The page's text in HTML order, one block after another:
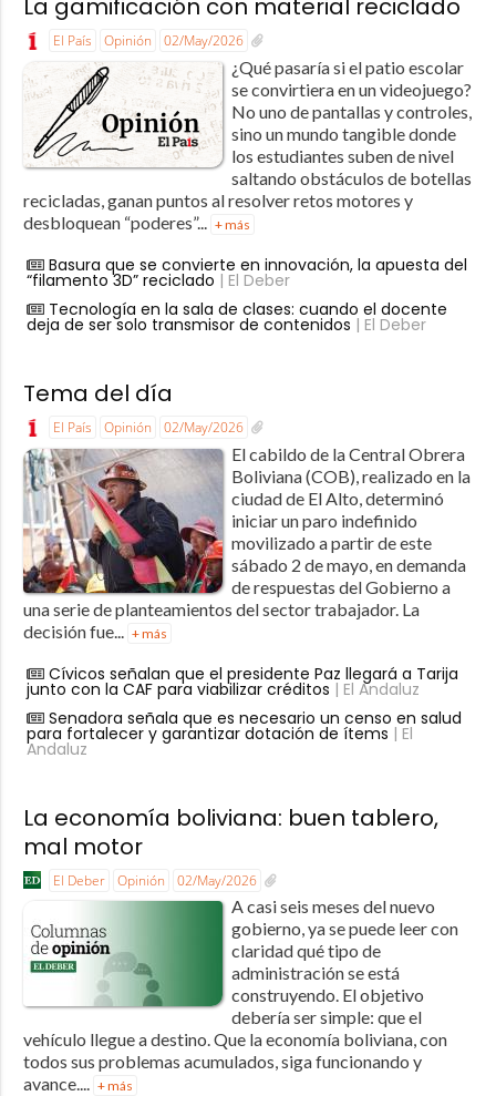
La gamificación con material reciclado
El País Opinión 02/May/2026
¿Qué pasaría si el patio escolar
se convirtiera en un videojuego?
No uno de pantallas y controles,
sino un mundo tangible donde
los estudiantes suben de nivel
saltando obstáculos de botellas
recicladas, ganan puntos al resolver retos motores y
desbloquean “poderes”...
+ más
Basura que se convierte en innovación, la apuesta del
“filamento 3D” reciclado | El Deber
Tecnología en la sala de clases: cuando el docente
deja de ser solo transmisor de contenidos | El Deber
Tema del día
El País Opinión 02/May/2026
El cabildo de la Central Obrera
Boliviana (COB), realizado en la
ciudad de El Alto, determinó
iniciar un paro indefinido
movilizado a partir de este
sábado 2 de mayo, en demanda
de respuestas del Gobierno a
una serie de planteamientos del sector trabajador. La
decisión fue...
+ más
Cívicos señalan que el presidente Paz llegará a Tarija
junto con la CAF para viabilizar créditos | El Andaluz
Senadora señala que es necesario un censo en salud
para fortalecer y garantizar dotación de ítems | El
Andaluz
La economía boliviana: buen tablero,
mal motor
El Deber Opinión 02/May/2026
A casi seis meses del nuevo
gobierno, ya se puede leer con
claridad qué tipo de
administración se está
construyendo. El objetivo
debería ser simple: que el
vehículo llegue a destino. Que la economía boliviana, con
todos sus problemas acumulados, siga funcionando y
avance.... + más